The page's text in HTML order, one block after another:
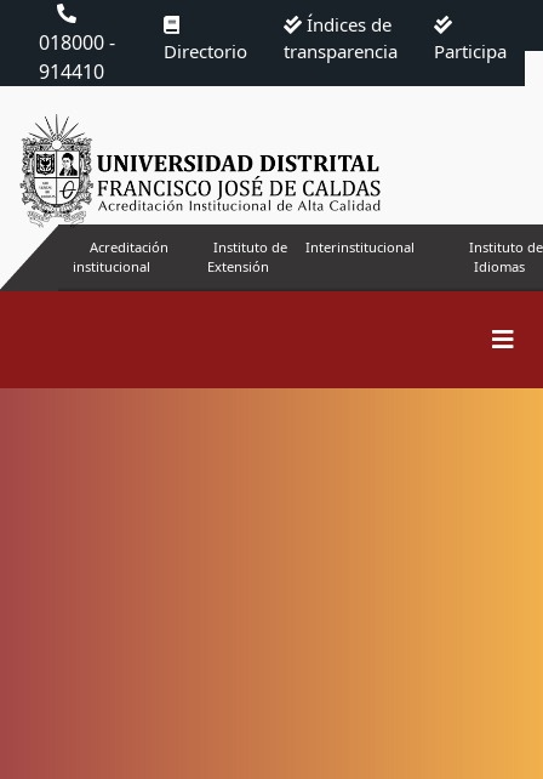
018000 -
914410
Directorio
Índices de
transparencia
Participa
Acreditación
institucional
Instituto de
Extensión
Interinstitucional
Instituto de
Idiomas